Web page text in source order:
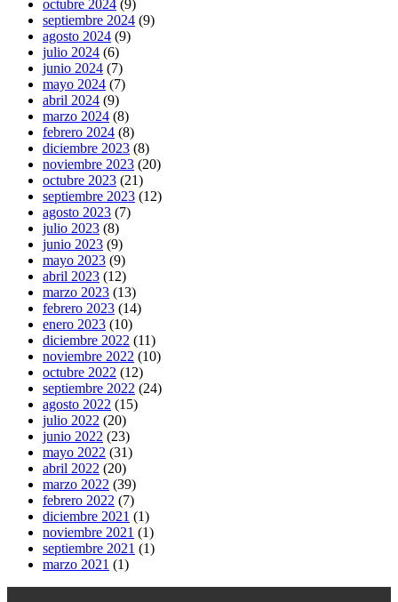
octubre 2024 (9)
septiembre 2024 (9)
agosto 2024 (9)
julio 2024 (6)
junio 2024 (7)
mayo 2024 (7)
abril 2024 (9)
marzo 2024 (8)
febrero 2024 (8)
diciembre 2023 (8)
noviembre 2023 (20)
octubre 2023 (21)
septiembre 2023 (12)
agosto 2023 (7)
julio 2023 (8)
junio 2023 (9)
mayo 2023 (9)
abril 2023 (12)
marzo 2023 (13)
febrero 2023 (14)
enero 2023 (10)
diciembre 2022 (11)
noviembre 2022 (10)
octubre 2022 (12)
septiembre 2022 (24)
agosto 2022 (15)
julio 2022 (20)
junio 2022 (23)
mayo 2022 (31)
abril 2022 (20)
marzo 2022 (39)
febrero 2022 (7)
diciembre 2021 (1)
noviembre 2021 (1)
septiembre 2021 (1)
marzo 2021 (1)